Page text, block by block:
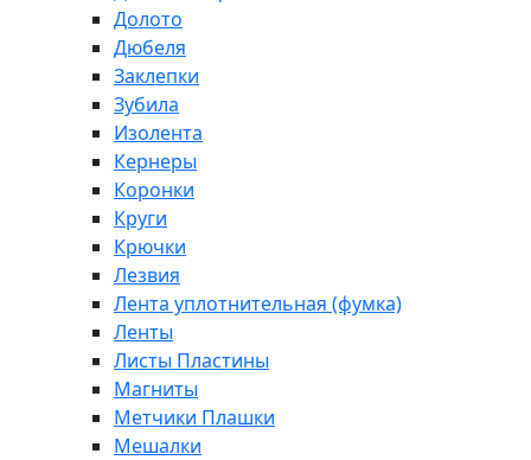
Долото
Дюбеля
Заклепки
Зубила
Изолента
Кернеры
Коронки
Круги
Крючки
Лезвия
Лента уплотнительная (фумка)
Ленты
Листы Пластины
Магниты
Метчики Плашки
Мешалки